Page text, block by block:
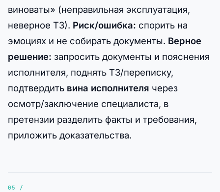
виноваты» (неправильная эксплуатация,
неверное ТЗ). Риск/ошибка: спорить на
эмоциях и не собирать документы. Верное
решение: запросить документы и пояснения
исполнителя, поднять ТЗ/переписку,
подтвердить вина исполнителя через
осмотр/заключение специалиста, в
претензии разделить факты и требования,
приложить доказательства.